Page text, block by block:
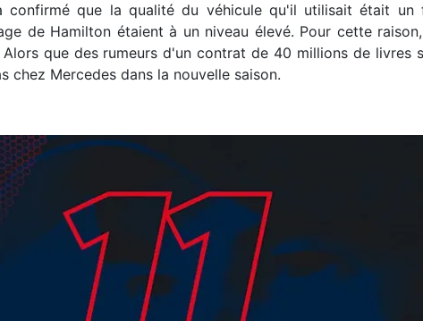
confirmé que la qualité du véhicule qu'il utilisait était
de Hamilton étaient à un niveau élevé. Pour cette
que des rumeurs d'un contrat de 40 millions de
chez Mercedes dans la nouvelle saison.